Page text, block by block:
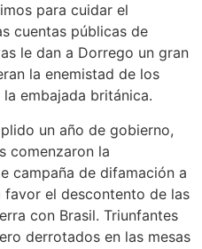
para cuidar el
cuentas públicas de
le dan a Dorrego un gran
la enemistad de los
embajada británica.
un año de gobierno,
comenzaron la
campaña de difamación a
favor el descontento de las
con Brasil. Triunfantes
derrotados en las mesas